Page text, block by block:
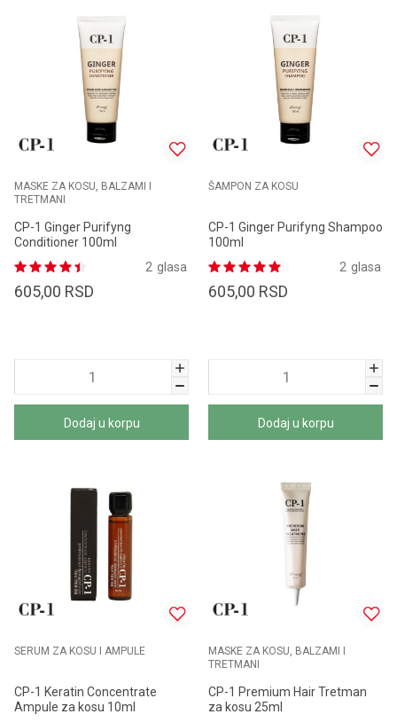
MASKE ZA KOSU, BALZAMI I
TRETMANI
CP-1 Ginger Purifyng
Conditioner 100ml
glasa
2
605,00 RSD
Dodaj u korpu
ŠAMPON ZA KOSU
CP-1 Ginger Purifyng Shampoo
100ml
glasa
2
605,00 RSD
Dodaj u korpu
SERUM ZA KOSU I AMPULE
CP-1 Keratin Concentrate
Ampule za kosu 10ml
MASKE ZA KOSU, BALZAMI I
TRETMANI
CP-1 Premium Hair Tretman
za kosu 25ml